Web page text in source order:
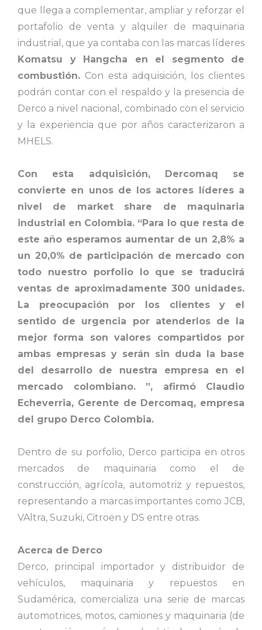
que llega a complementar, ampliar y reforzar el
portafolio de venta y alquiler de maquinaria
industrial, que ya contaba con las marcas líderes
Komatsu y Hangcha en el segmento de
combustión. Con esta adquisición, los clientes
podrán contar con el respaldo y la presencia de
Derco a nivel nacional, combinado con el servicio
y la experiencia que por años caracterizaron a
MHELS.
Con esta adquisición, Dercomaq se
convierte en unos de los actores líderes a
nivel de market share de maquinaria
industrial en Colombia. “Para lo que resta de
este año esperamos aumentar de un 2,8% a
un 20,0% de participación de mercado con
todo nuestro porfolio lo que se traducirá
ventas de aproximadamente 300 unidades.
La preocupación por los clientes y el
sentido de urgencia por atenderlos de la
mejor forma son valores compartidos por
ambas empresas y serán sin duda la base
del desarrollo de nuestra empresa en el
mercado colombiano. ”, afirmó Claudio
Echeverria, Gerente de Dercomaq, empresa
del grupo Derco Colombia.
Dentro de su porfolio, Derco participa en otros
mercados de maquinaria como el de
construcción, agrícola, automotriz y repuestos,
representando a marcas importantes como JCB,
VAltra, Suzuki, Citroen y DS entre otras.
Acerca de Derco
Derco, principal importador y distribuidor de
vehículos, maquinaria y repuestos en
Sudamérica, comercializa una serie de marcas
automotrices, motos, camiones y maquinaria (de